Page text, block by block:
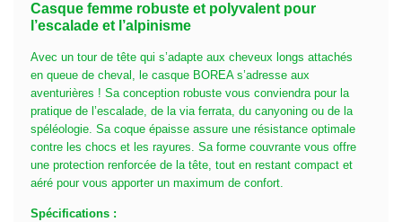
Casque femme robuste et polyvalent pour
l’escalade et l’alpinisme
Avec un tour de tête qui s’adapte aux cheveux longs attachés
en queue de cheval, le casque BOREA s’adresse aux
aventurières ! Sa conception robuste vous conviendra pour la
pratique de l’escalade, de la via ferrata, du canyoning ou de la
spéléologie. Sa coque épaisse assure une résistance optimale
contre les chocs et les rayures. Sa forme couvrante vous offre
une protection renforcée de la tête, tout en restant compact et
aéré pour vous apporter un maximum de confort.
Spécifications :